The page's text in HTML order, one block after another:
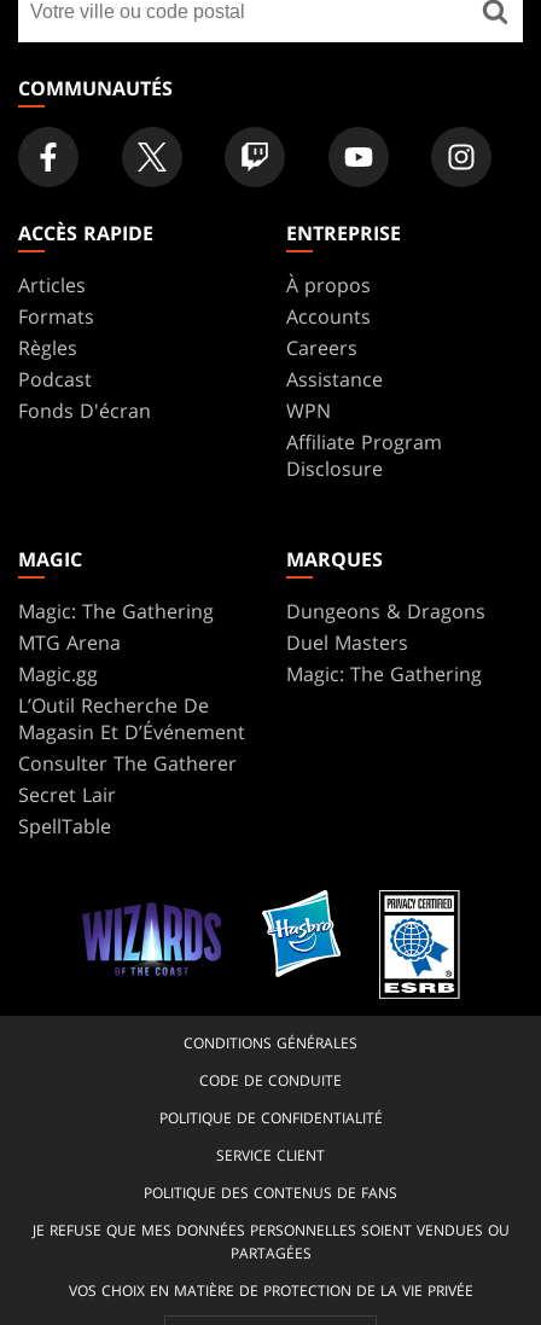
FOOTER
un
magasin
COMMUNAUTÉS
ACCÈS RAPIDE
Articles
Formats
Règles
Podcast
Fonds D'écran
ENTREPRISE
À propos
Accounts
Careers
Assistance
WPN
Affiliate Program
Disclosure
MAGIC
Magic: The Gathering
MTG Arena
Magic.gg
L’Outil Recherche De
Magasin Et D’Événement
Consulter The Gatherer
Secret Lair
SpellTable
MARQUES
Dungeons & Dragons
Duel Masters
Magic: The Gathering
CONDITIONS GÉNÉRALES
CODE DE CONDUITE
POLITIQUE DE CONFIDENTIALITÉ
SERVICE CLIENT
POLITIQUE DES CONTENUS DE FANS
JE REFUSE QUE MES DONNÉES PERSONNELLES SOIENT VENDUES OU
PARTAGÉES
VOS CHOIX EN MATIÈRE DE PROTECTION DE LA VIE PRIVÉE